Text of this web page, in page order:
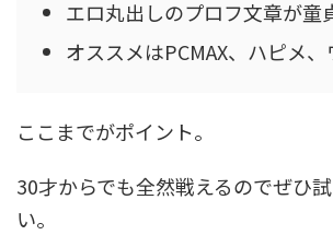
エロ丸出しのプロフ文章が童
オススメはPCMAX、ハピメ、
ここまでがポイント。
30才からでも全然戦えるのでぜひ
い。